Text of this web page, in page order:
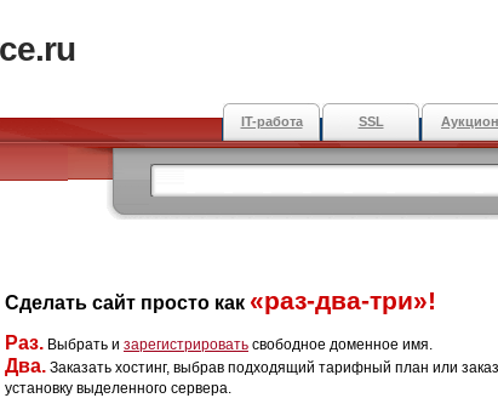
IT-работа SSL Аукцион
Сделать сайт просто как «раз-два-три»!
Раз. Выбрать и зарегистрировать свободное доменное имя.
Два. Заказать хостинг, выбрав подходящий тарифный план или
установку выделенного сервера.